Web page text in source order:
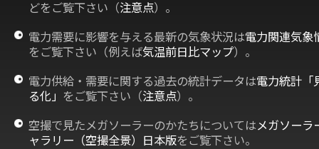
どをご覧下さい（注意点）。
電力需要に影響を与える最新の気象状況は電力関連気象
をご覧下さい（例えば気温前日比マップ）。
電力供給・需要に関する過去の統計データは電力統計「
る化」 をご覧下さい（注意点）。
空撮で見たメガソーラーのかたちについてはメガソーラ
ャラリー（空撮全景）日本版をご覧下さい。